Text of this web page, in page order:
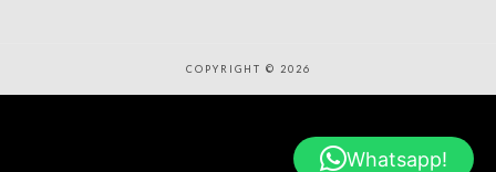
COPYRIGHT © 2026
Whatsapp!